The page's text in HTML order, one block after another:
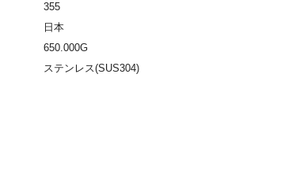
355
日本
650.000G
ステンレス(SUS304)